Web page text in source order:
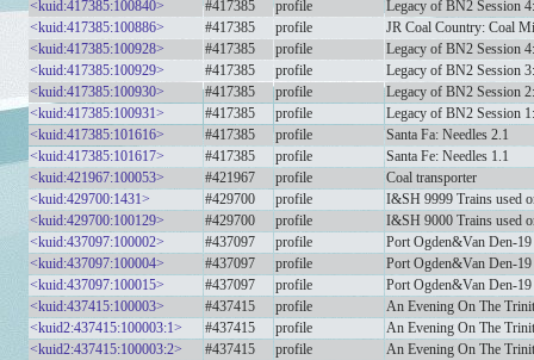
<kuid:417385:100840>
#417385 profile
Legacy of BN2 Session
<kuid:417385:100886>
#417385 profile
JR Coal Country: Coal
<kuid:417385:100928>
#417385 profile
Legacy of BN2 Session
<kuid:417385:100929>
#417385 profile
Legacy of BN2 Session
<kuid:417385:100930>
#417385 profile
Legacy of BN2 Session
<kuid:417385:100931>
#417385 profile
Legacy of BN2 Session
<kuid:417385:101616>
#417385 profile
Santa Fa: Needles 2.1
<kuid:417385:101617>
#417385 profile
Santa Fe: Needles 1.1
<kuid:421967:100053>
#421967 profile
Coal transporter
<kuid:429700:1431>
#429700 profile
I&SH 9999 Trains used
<kuid:429700:100129>
#429700 profile
I&SH 9000 Trains used
<kuid:437097:100002>
#437097 profile
Port Ogden&Van Den-
<kuid:437097:100004>
#437097 profile
Port Ogden&Van Den-
<kuid:437097:100015>
#437097 profile
Port Ogden&Van Den-
<kuid:437415:100003>
#437415 profile
An Evening On The
<kuid2:437415:100003:1>
#437415 profile
An Evening On The
<kuid2:437415:100003:2>
#437415 profile
An Evening On The